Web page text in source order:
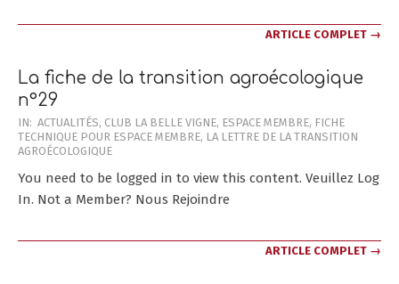
ARTICLE COMPLET →
La fiche de la transition agroécologique
n°29
2025-
03-
IN: ACTUALITÉS, CLUB LA BELLE VIGNE, ESPACE MEMBRE, FICHE
TECHNIQUE POUR ESPACE MEMBRE, LA LETTRE DE LA TRANSITION
AGROÉCOLOGIQUE
You need to be logged in to view this content. Veuillez Log
In. Not a Member? Nous Rejoindre
ARTICLE COMPLET →